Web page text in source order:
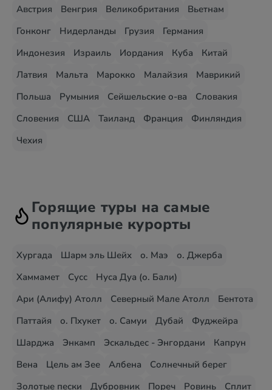
Австрия
Венгрия Великобритания
Вьетнам
Гонконг
Нидерланды Грузия
Германия
Индонезия
Израиль Иордания Куба
Китай
Латвия
Мальта Марокко Малайзия
Маврикий
Польша
Румыния Сейшельские о-ва
Словакия
Словения
США Таиланд Франция
Финляндия
Чехия
Горящие туры на самые
популярные курорты
Хургада Шарм эль Шейх о. Маэ
о. Джерба
Хаммамет
Сусс
Нуса Дуа (о. Бали)
Ари (Алифу) Атолл
Северный Мале Атолл
Бентота
Паттайя
о. Пхукет о. Самуи Дубай
Фуджейра
Шарджа
Энкамп Эскальдес - Энгордани
Капрун
Вена
Цель ам Зее Албена
Солнечный берег
Золотые пески
Дубровник Пореч Ровинь
Сплит